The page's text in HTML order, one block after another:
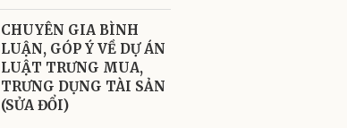
CHUYÊN GIA BÌNH
LUẬN, GÓP Ý VỀ DỰ ÁN
LUẬT TRƯNG MUA,
TRƯNG DỤNG TÀI SẢN
(SỬA ĐỔI)